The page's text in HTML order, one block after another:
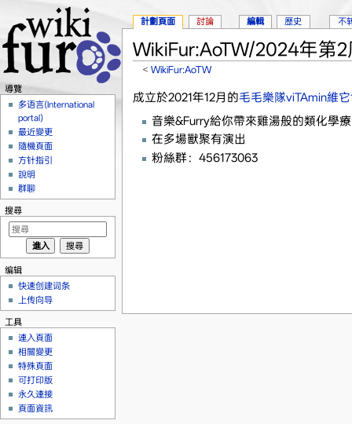
WikiFur:AoTW/2024年第2
<WikiFur:AoTW
成立於2021年12月的毛毛樂隊viTAmin維
音樂&Furry給你帶來雞湯般的類化學
在多場獸聚有演出
粉絲群：456173063
計劃頁面 討論 編輯 歷史 不
導覽
多语言(International
portal)
最近變更
隨機頁面
方针指引
說明
群聊
搜尋
编辑
快速创建词条
上传向导
工具
連入頁面
相關變更
特殊頁面
可打印版
永久連接
頁面資訊